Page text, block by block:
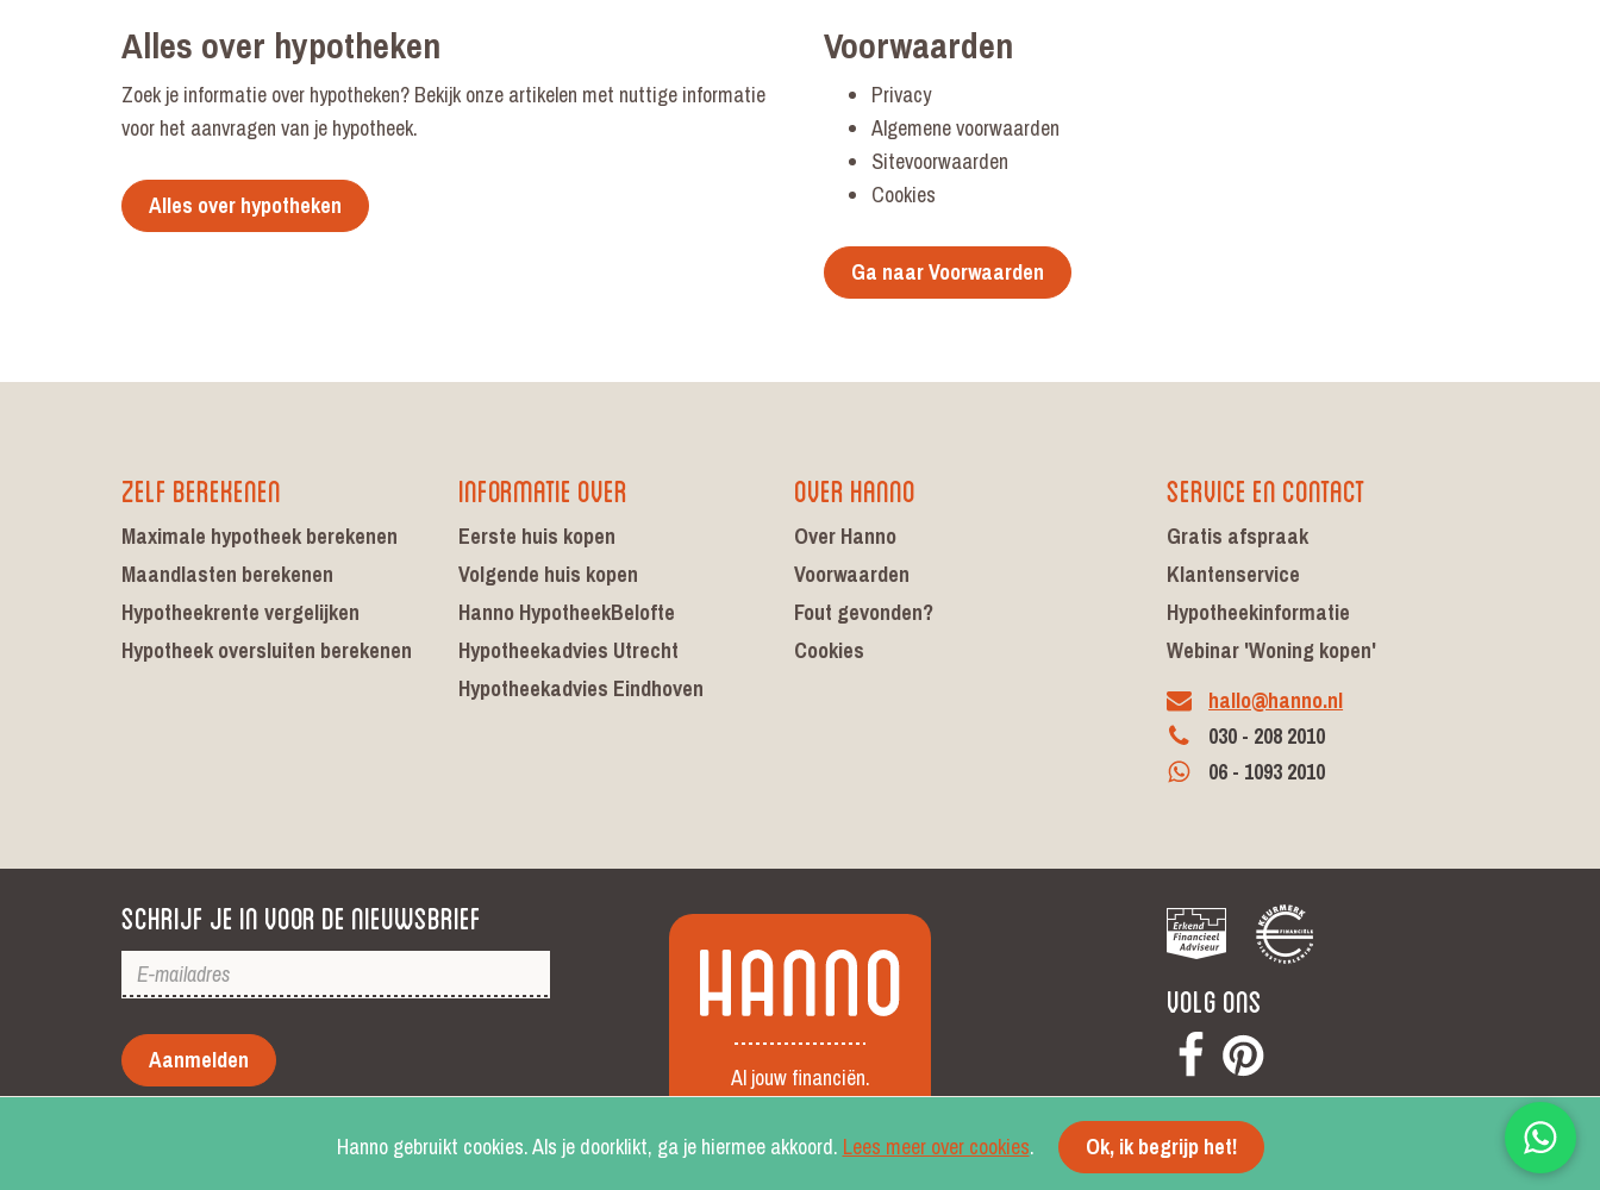
Alles over hypotheken
Zoek je informatie over hypotheken? Bekijk onze artikelen met nuttige informatie
voor het aanvragen van je hypotheek.
Alles over hypotheken
Voorwaarden
Privacy
Algemene voorwaarden
Sitevoorwaarden
Cookies
Ga naar Voorwaarden
Zelf berekenen
Maximale hypotheek berekenen
Maandlasten berekenen
Hypotheekrente vergelijken
Hypotheek oversluiten berekenen
Informatie over
Eerste huis kopen
Volgende huis kopen
Hanno HypotheekBelofte
Hypotheekadvies Utrecht
Hypotheekadvies Eindhoven
Over Hanno
Over Hanno
Voorwaarden
Fout gevonden?
Cookies
Service en contact
Gratis afspraak
Klantenservice
Hypotheekinformatie
Webinar 'Woning kopen'
hallo@hanno.nl
030 - 208 2010
06 - 1093 2010
Schrijf je in voor de nieuwsbrief
Aanmelden
Volg ons
Voorwaarden
© Hanno 2026
Al jouw financiën.
Altijd op orde.
Hanno gebruikt cookies. Als je doorklikt, ga je hiermee akkoord. Lees meer over cookies. Ok, ik begrijp het!